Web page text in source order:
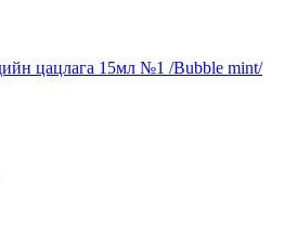
цацлага 15мл №1 /Bubble mint/